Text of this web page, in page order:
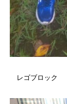
レゴブロック